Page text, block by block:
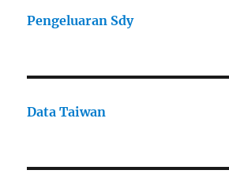
Pengeluaran Sdy
Data Taiwan